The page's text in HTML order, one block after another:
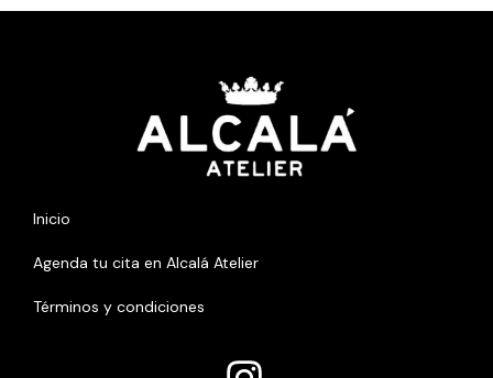
Inicio
Agenda tu cita en Alcalá Atelier
Términos y condiciones